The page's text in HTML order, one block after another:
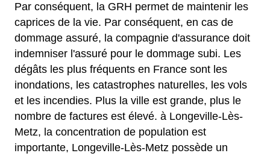
Par conséquent, la GRH permet de maintenir les
caprices de la vie. Par conséquent, en cas de
dommage assuré, la compagnie d'assurance doit
indemniser l'assuré pour le dommage subi. Les
dégâts les plus fréquents en France sont les
inondations, les catastrophes naturelles, les vols
et les incendies. Plus la ville est grande, plus le
nombre de factures est élevé. à Longeville-Lès-
Metz, la concentration de population est
importante, Longeville-Lès-Metz possède un